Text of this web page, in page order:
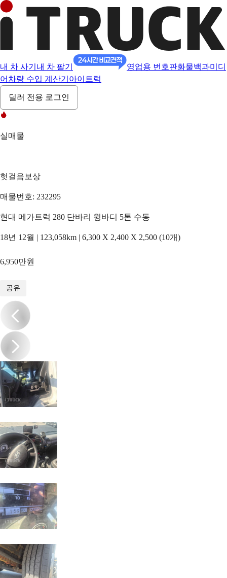
내 차 사기 내 차 팔기 영업용 번호판화물백과미디
어 차량 수입 계산기 아이트럭
딜러 전용 로그인
실매물
헛걸음보상
매물번호: 232295
현대 메가트럭 280 단바리 윙바디 5톤 수동
18년 12월 | 123,058km | 6,300 X 2,400 X 2,500 (10개)
6,950만원
공유
/12